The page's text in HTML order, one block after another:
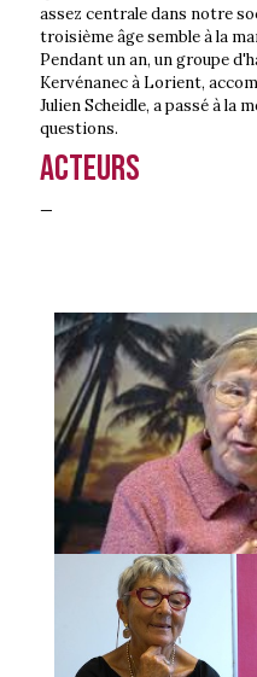
assez centrale dans notre
troisième âge semble à la
Pendant un an, un groupe
Kervénanec à Lorient,
Julien Scheidle, a passé à la
questions.
Acteurs
—